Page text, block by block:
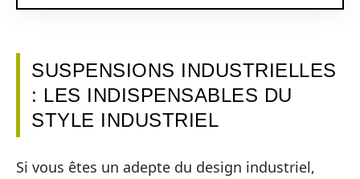
SUSPENSIONS INDUSTRIELLES
: LES INDISPENSABLES DU
STYLE INDUSTRIEL
Si vous êtes un adepte du design industriel,